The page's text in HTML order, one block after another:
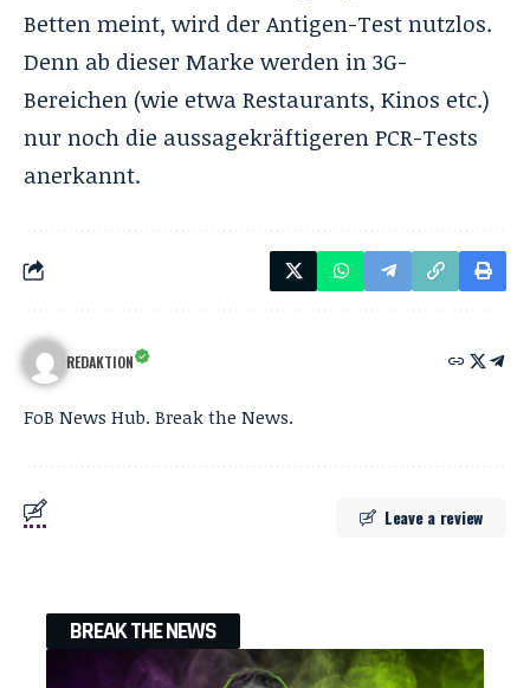
Betten meint, wird der Antigen-Test nutzlos.
Denn ab dieser Marke werden in 3G-
Bereichen (wie etwa Restaurants, Kinos etc.)
nur noch die aussagekräftigeren PCR-Tests
anerkannt.
REDAKTION
FoB News Hub. Break the News.
Leave a review
BREAK THE NEWS